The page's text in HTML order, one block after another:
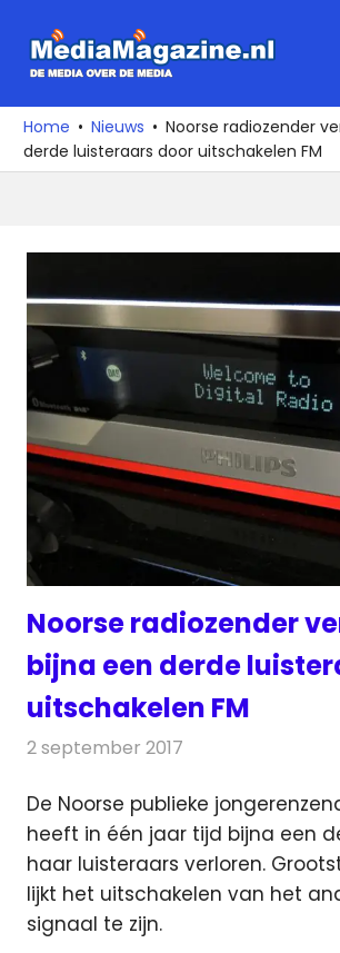
naar
media
over
de
Home Nieuws
Noorse radiozender
derde luisteraars door uitschakelen FM
Noorse radiozender
bijna een derde
uitschakelen FM
2 september 2017
De Noorse publieke
heeft in één jaar tijd bijna een
haar luisteraars verloren.
lijkt het uitschakelen van het
signaal te zijn.